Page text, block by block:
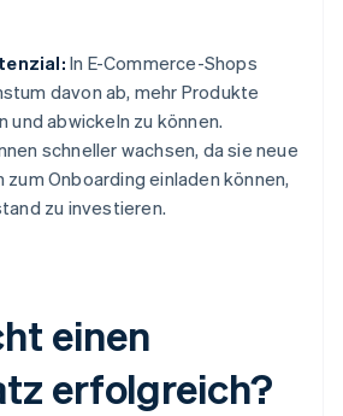
In E-Commerce-Shops
davon ab, mehr Produkte
und abwickeln zu können.
schneller wachsen, da sie neue
Onboarding einladen können,
zu investieren.
einen
erfolgreich?